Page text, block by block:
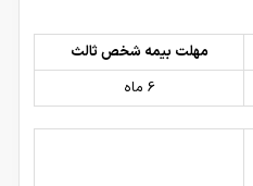
مهلت بیمه شخص ثالث
6 ماه